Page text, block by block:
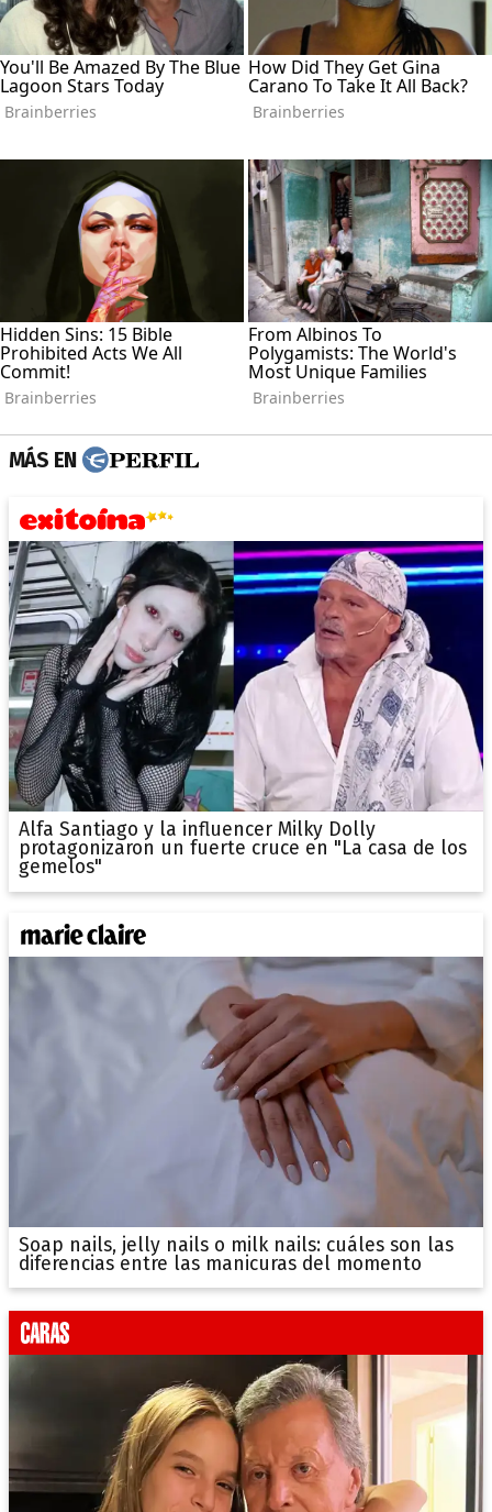
MÁS EN
Alfa Santiago y la influencer Milky Dolly
protagonizaron un fuerte cruce en "La casa de los
gemelos"
Soap nails, jelly nails o milk nails: cuáles son las
diferencias entre las manicuras del momento